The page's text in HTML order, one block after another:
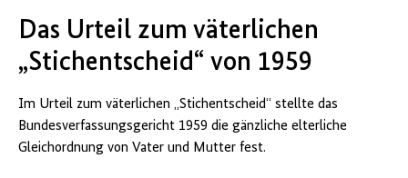
Das Urteil zum väterlichen
„Stichentscheid“ von 1959
Im Urteil zum väterlichen „Stichentscheid“ stellte das
Bundesverfassungsgericht 1959 die gänzliche elterliche
Gleichordnung von Vater und Mutter fest.